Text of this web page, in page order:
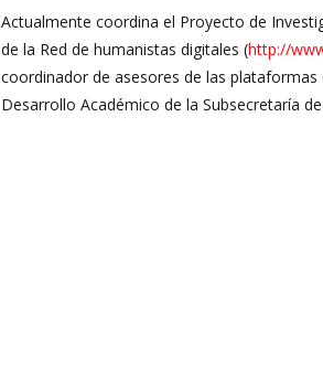
Actualmente coordina el Proyecto de
de la Red de humanistas digitales (http://
coordinador de asesores de las
Desarrollo Académico de la Subsecretaría